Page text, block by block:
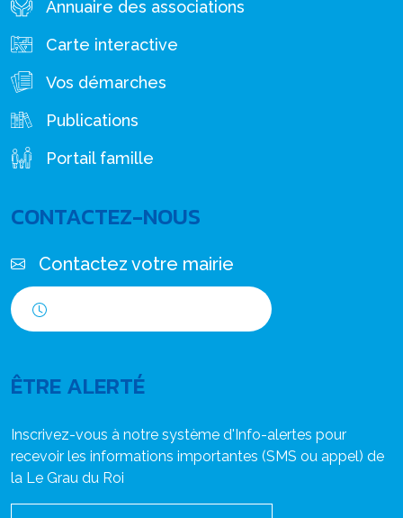
Annuaire des associations
Carte interactive
Vos démarches
Publications
Portail famille
CONTACTEZ-NOUS
Contactez votre mairie
ÊTRE ALERTÉ
Inscrivez-vous à notre système d'Info-alertes pour
recevoir les informations importantes (SMS ou appel) de
la Le Grau du Roi